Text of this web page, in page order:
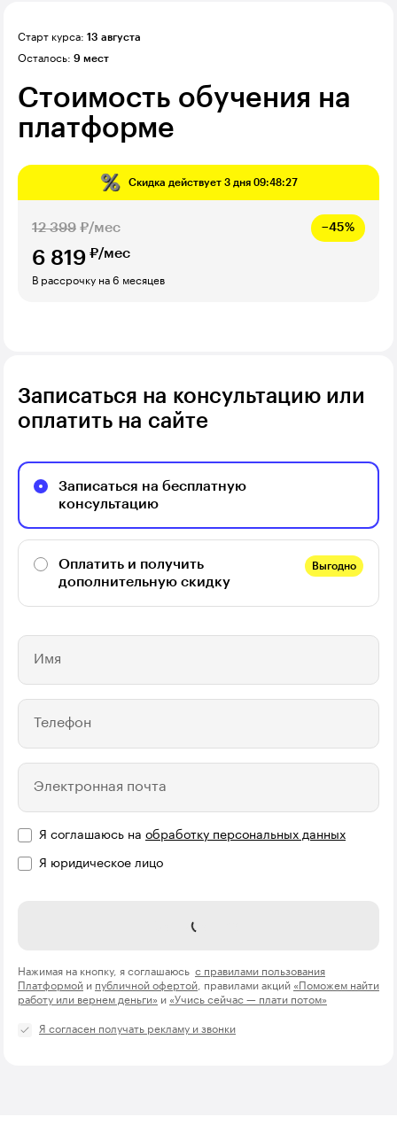
Старт курса: 13 августа
Осталось: 9 мест
Стоимость обучения на
платформе
Скидка действует 3 дня 09:48:26
12 399 ₽/мес −45%
6 819 ₽/мес
В рассрочку на 6 месяцев
Записаться на консультацию или
оплатить на сайте
Записаться на бесплатную
консультацию
Оплатить и получить
дополнительную скидку
Выгодно
Имя
Телефон
Электронная почта
Я соглашаюсь на обработку персональных данных
Я юридическое лицо
Записаться
Нажимая на кнопку, я соглашаюсь с правилами пользования
Платформой и публичной офертой , правилами акций «Поможем найти
работу или вернем деньги» и «Учись сейчас — плати потом»
Я согласен получать рекламу и звонки